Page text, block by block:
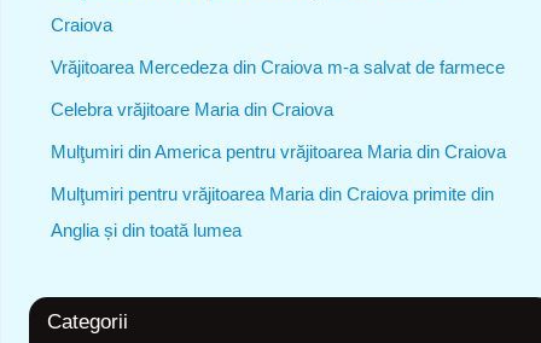
Craiova
Vrăjitoarea Mercedeza din Craiova m-a salvat de farmece
Celebra vrăjitoare Maria din Craiova
Mulţumiri din America pentru vrăjitoarea Maria din Craiova
Mulţumiri pentru vrăjitoarea Maria din Craiova primite din
Anglia și din toată lumea
Categorii